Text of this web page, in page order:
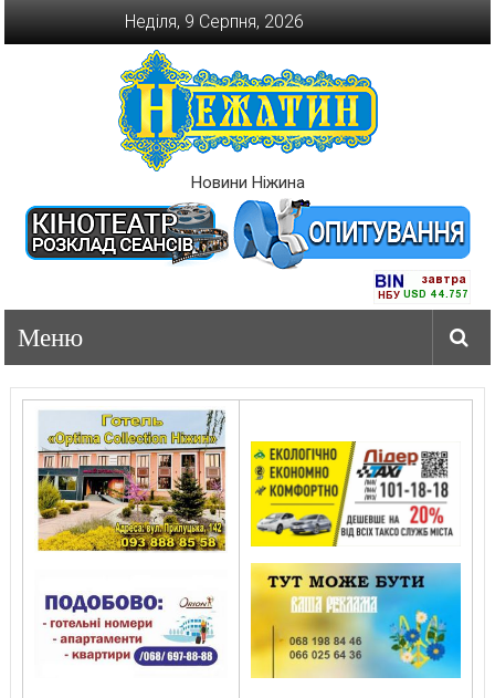
Неділя, 9 Серпня, 2026
Новини Ніжина